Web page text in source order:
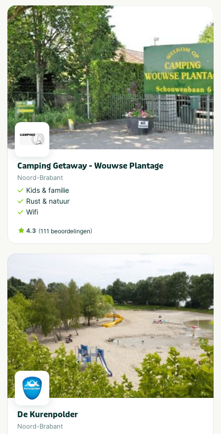
Camping Getaway - Wouwse Plantage
Noord-Brabant
Kids & familie
Rust & natuur
Wifi
4.3 (111 beoordelingen)
De Kurenpolder
Noord-Brabant